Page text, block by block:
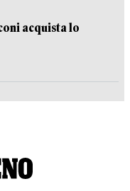
acquista lo